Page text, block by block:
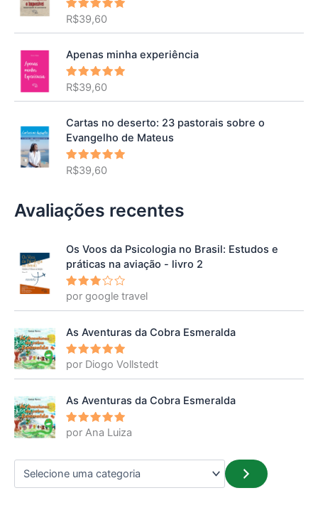
Avaliação
de 5
R$39,60
Apenas minha experiência
Avaliação
de 5
R$39,60
Cartas no deserto: 23 pastorais sobre o
Evangelho de Mateus
Avaliação
de 5
R$39,60
Avaliações recentes
Os Voos da Psicologia no Brasil: Estudos e
práticas na aviação - livro 2
Avalia
ção3
por google travel
As Aventuras da Cobra Esmeralda
Avaliação
5
por Diogo Vollstedt
As Aventuras da Cobra Esmeralda
Avaliação
5
por Ana Luiza